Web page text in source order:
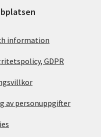
information
GDPR
av personuppgifter